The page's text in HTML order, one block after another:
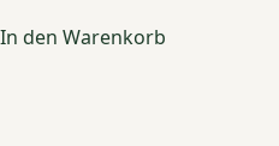
In den Warenkorb